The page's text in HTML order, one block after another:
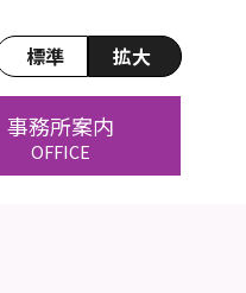
標準 拡大
事務所案内
OFFICE